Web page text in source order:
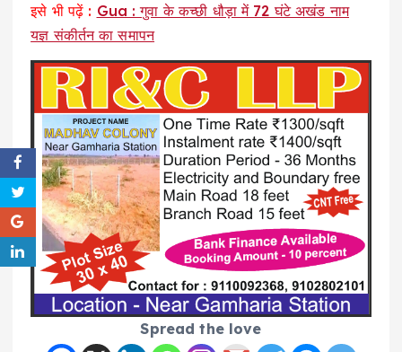
इसे भी पढ़ें : Gua : गुवा के कच्छी धौड़ा में 72 घंटे अखंड नाम
यज्ञ संकीर्तन का समापन
Spread the love